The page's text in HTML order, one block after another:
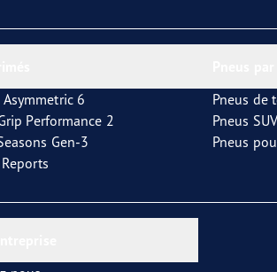
Asymmetric 6
Performance 2
Gen-3
Pneus de
Pneus
Pneus